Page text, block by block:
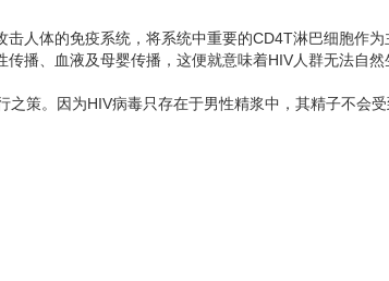
人体的免疫系统，将系统中重要的CD4T淋巴细胞
播、血液及母婴传播，这便就意味着HIV人群无法自然
策。因为HIV病毒只存在于男性精浆中，其精子不